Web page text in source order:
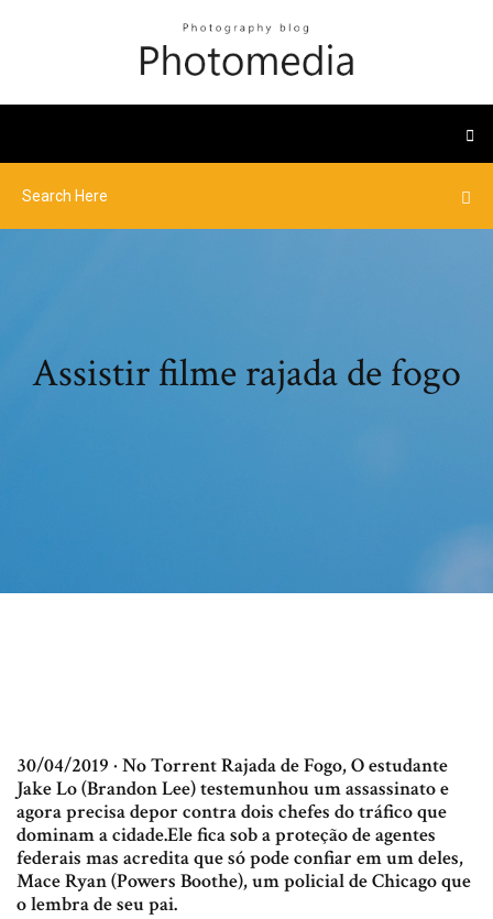
Assistir filme rajada de fogo
30/04/2019 · No Torrent Rajada de Fogo, O estudante
Jake Lo (Brandon Lee) testemunhou um assassinato e
agora precisa depor contra dois chefes do tráfico que
dominam a cidade.Ele fica sob a proteção de agentes
federais mas acredita que só pode confiar em um deles,
Mace Ryan (Powers Boothe), um policial de Chicago que
o lembra de seu pai.